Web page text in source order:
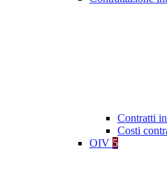
Contratti
Costi
OIV 5